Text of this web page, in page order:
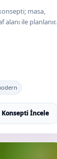
masa,
ile planlanır.
Konsepti İncele